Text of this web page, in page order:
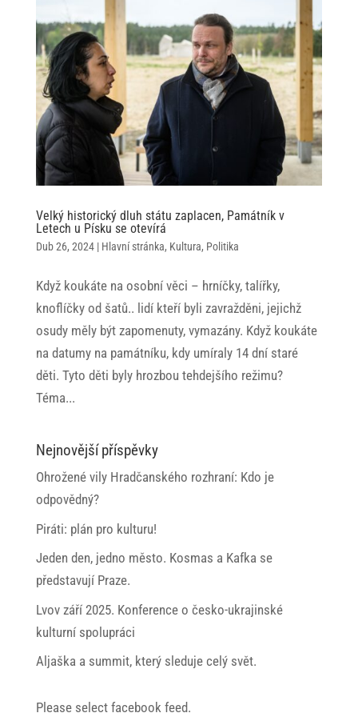
Velký historický dluh státu zaplacen, Památník v
Letech u Písku se otevírá
Dub 26, 2024| Hlavní stránka, Kultura, Politika
Když koukáte na osobní věci – hrníčky, talířky,
knoflíčky od šatů.. lidí kteří byli zavražděni, jejichž
osudy měly být zapomenuty, vymazány. Když koukáte
na datumy na památníku, kdy umíraly 14 dní staré
děti. Tyto děti byly hrozbou tehdejšího režimu?
Téma...
Nejnovější příspěvky
Ohrožené vily Hradčanského rozhraní: Kdo je
odpovědný?
Piráti: plán pro kulturu!
Jeden den, jedno město. Kosmas a Kafka se
představují Praze.
Lvov září 2025. Konference o česko-ukrajinské
kulturní spolupráci
Aljaška a summit, který sleduje celý svět.
Please select facebook feed.